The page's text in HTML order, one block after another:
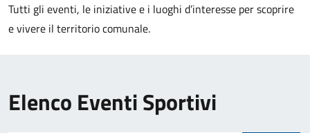
Tutti gli eventi, le iniziative e i luoghi d’interesse per scoprire
e vivere il territorio comunale.
Elenco Eventi Sportivi